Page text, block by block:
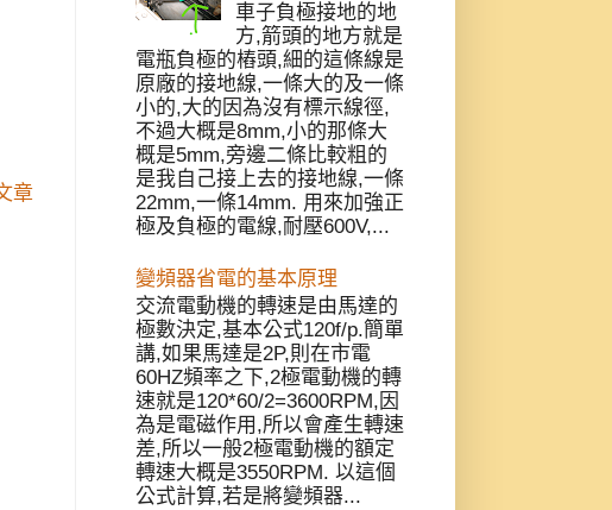
章
車子負極接地的地
方,箭頭的地方就是
電瓶負極的樁頭,細的這條線是
原廠的接地線,一條大的及一條
小的,大的因為沒有標示線徑,
不過大概是8mm,小的那條大
概是5mm,旁邊二條比較粗的
是我自己接上去的接地線,一條
22mm,一條14mm. 用來加強正
極及負極的電線,耐壓600V,...
變頻器省電的基本原理
交流電動機的轉速是由馬達的
極數決定,基本公式120f/p.簡單
講,如果馬達是2P,則在市電
60HZ頻率之下,2極電動機的轉
速就是120*60/2=3600RPM,因
為是電磁作用,所以會產生轉速
差,所以一般2極電動機的額定
轉速大概是3550RPM. 以這個
公式計算,若是將變頻器...